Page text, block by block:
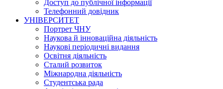
Доступ до публічної інформації
Телефонний довідник
УНІВЕРСИТЕТ
Портрет ЧНУ
Наукова й інноваційна діяльність
Наукові періодичні видання
Освітня діяльність
Сталий розвиток
Міжнародна діяльність
Студентська рада